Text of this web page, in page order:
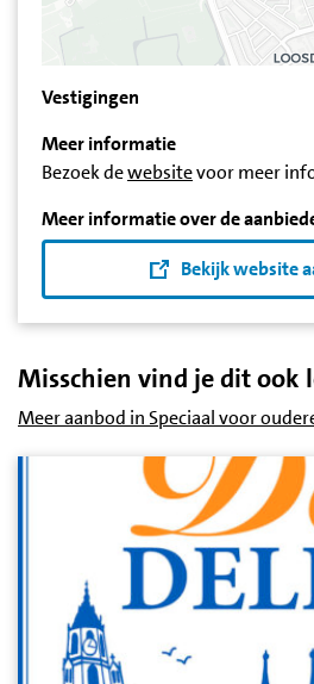
Vestigingen
Meer informatie
Bezoek dewebsitevoor meer
Meer informatie over de
Bekijk website
Misschien vind je dit ook
Meer aanbod in Speciaal voor